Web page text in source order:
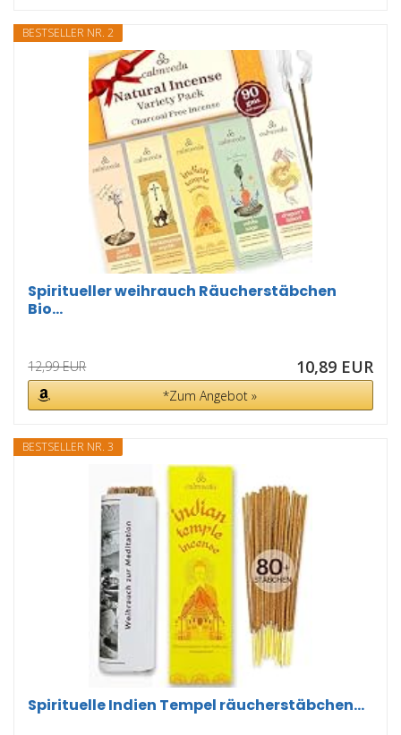
BESTSELLER NR. 2
Spiritueller weihrauch Räucherstäbchen
Bio...
12,99 EUR 10,89 EUR
*Zum Angebot »
BESTSELLER NR. 3
Spirituelle Indien Tempel räucherstäbchen...